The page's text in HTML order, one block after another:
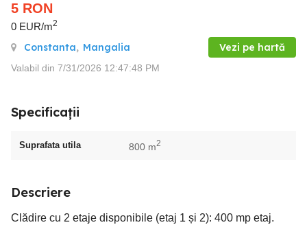
5 RON
0 EUR/m2
Constanta, Mangalia Vezi pe hartă
Valabil din 7/31/2026 12:47:48 PM
Specificații
Suprafata utila 800 m2
Descriere
Clădire cu 2 etaje disponibile (etaj 1 și 2): 400 mp etaj.